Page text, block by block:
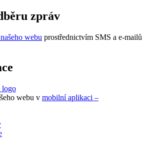
zpráv
webu prostřednictvím SMS a e-mailů
webu v mobilní aplikaci –